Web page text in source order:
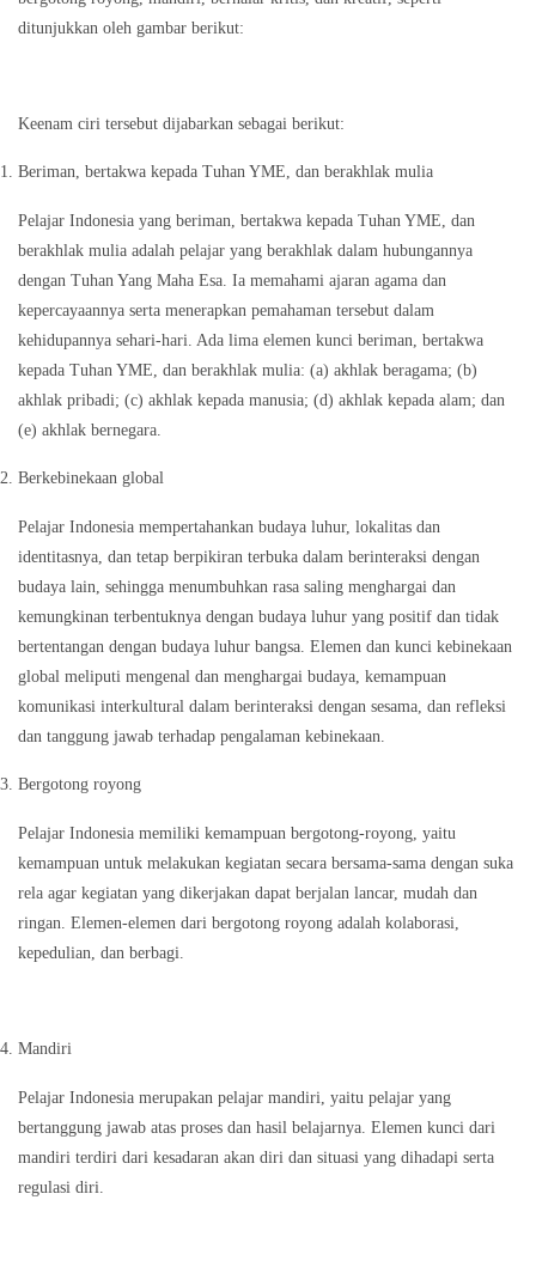
ditunjukkan oleh gambar berikut:
Keenam ciri tersebut dijabarkan sebagai berikut:
Beriman, bertakwa kepada Tuhan YME, dan berakhlak mulia
Pelajar Indonesia yang beriman, bertakwa kepada Tuhan YME, dan
berakhlak mulia adalah pelajar yang berakhlak dalam hubungannya
dengan Tuhan Yang Maha Esa. Ia memahami ajaran agama dan
kepercayaannya serta menerapkan pemahaman tersebut dalam
kehidupannya sehari-hari. Ada lima elemen kunci beriman, bertakwa
kepada Tuhan YME, dan berakhlak mulia: (a) akhlak beragama; (b)
akhlak pribadi; (c) akhlak kepada manusia; (d) akhlak kepada alam; dan
(e) akhlak bernegara.
Berkebinekaan global
Pelajar Indonesia mempertahankan budaya luhur, lokalitas dan
identitasnya, dan tetap berpikiran terbuka dalam berinteraksi dengan
budaya lain, sehingga menumbuhkan rasa saling menghargai dan
kemungkinan terbentuknya dengan budaya luhur yang positif dan tidak
bertentangan dengan budaya luhur bangsa. Elemen dan kunci kebinekaan
global meliputi mengenal dan menghargai budaya, kemampuan
komunikasi interkultural dalam berinteraksi dengan sesama, dan refleksi
dan tanggung jawab terhadap pengalaman kebinekaan.
Bergotong royong
Pelajar Indonesia memiliki kemampuan bergotong-royong, yaitu
kemampuan untuk melakukan kegiatan secara bersama-sama dengan suka
rela agar kegiatan yang dikerjakan dapat berjalan lancar, mudah dan
ringan. Elemen-elemen dari bergotong royong adalah kolaborasi,
kepedulian, dan berbagi.
Mandiri
Pelajar Indonesia merupakan pelajar mandiri, yaitu pelajar yang
bertanggung jawab atas proses dan hasil belajarnya. Elemen kunci dari
mandiri terdiri dari kesadaran akan diri dan situasi yang dihadapi serta
regulasi diri.